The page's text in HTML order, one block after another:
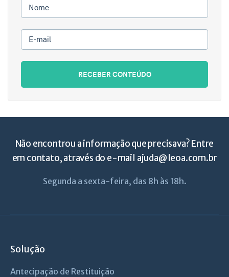
Nome
E-mail
RECEBER CONTEÚDO
Não encontrou a informação que precisava? Entre
em contato, através do e-mail ajuda@leoa.com.br
Segunda a sexta-feira, das 8h às 18h.
Solução
Antecipação de Restituição